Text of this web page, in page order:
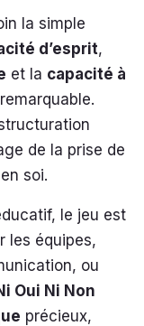
la simple
d’esprit,
et la capacité à
de la prise de
soi.
le jeu est
les équipes,
ou
Oui Ni Non
précieux,